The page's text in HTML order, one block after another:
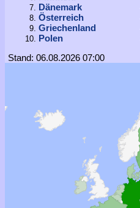
Dänemark
Österreich
Griechenland
Polen
Stand: 06.08.2026 07:00